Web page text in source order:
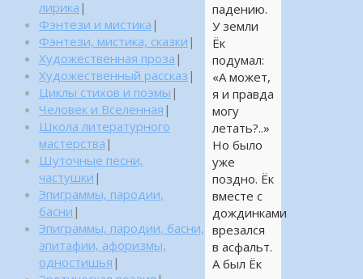
падению.
У земли
Ёк
подумал:
«А может,
я и правда
могу
летать?..»
Но было
уже
поздно. Ёк
вместе с
дождинками
врезался
в асфальт.
А был Ёк
лирика |
Фэнтези и мистика |
Фэнтези, мистика, сказки |
Художественная проза |
Художественный рассказ |
Циклы стихов и поэмы |
Человек и Вселенная |
Школа литературного
мастерства |
Шуточные песни,
частушки |
Эпиграммы, пародии,
басни |
Эпиграммы, пародии, басни,
эпитафии, афоризмы,
одностишья |